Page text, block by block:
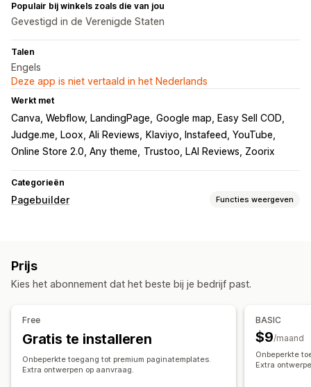
Populair bij winkels zoals die van jou
Gevestigd in de Verenigde Staten
Talen
Engels
Deze app is niet vertaald in het Nederlands
Werkt met
Canva, Webflow, LandingPage Google map, Easy Sell COD
Judge.me, Loox, Ali Reviews
Klaviyo, Instafeed, YouTube
Online Store 2.0, Any theme
Trustoo, LAI Reviews, Zoorix
Categorieën
Pagebuilder Functies weergeven
Collecties
Over ons-pagina's Formulieren Pagina´s op maat
Pagina's opslaan
Aangepaste code Fragmenten
Mobiel responsief
Prijs
Kies het abonnement dat het beste bij je bedrijf past.
Free
Gratis te installeren
Onbeperkte toegang tot premium paginatemplates.
Extra ontwerpen op aanvraag.
BASIC
$9/maand
Onbeperkte
Extra